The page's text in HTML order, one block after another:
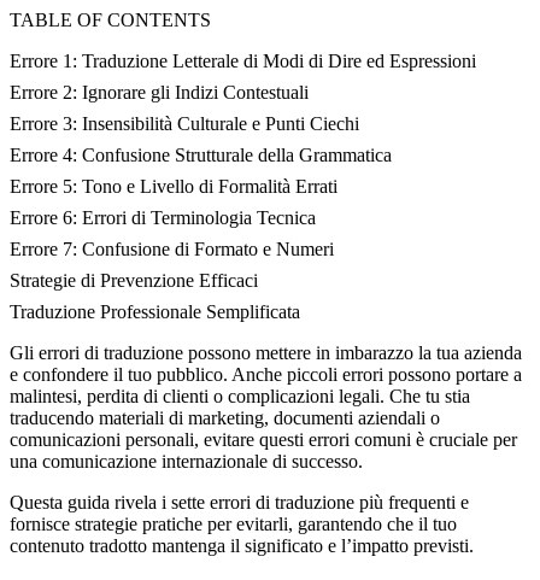
TABLE OF CONTENTS
Errore 1: Traduzione Letterale di Modi di Dire ed Espressioni
Errore 2: Ignorare gli Indizi Contestuali
Errore 3: Insensibilità Culturale e Punti Ciechi
Errore 4: Confusione Strutturale della Grammatica
Errore 5: Tono e Livello di Formalità Errati
Errore 6: Errori di Terminologia Tecnica
Errore 7: Confusione di Formato e Numeri
Strategie di Prevenzione Efficaci
Traduzione Professionale Semplificata
Gli errori di traduzione possono mettere in imbarazzo la tua azienda
e confondere il tuo pubblico. Anche piccoli errori possono portare a
malintesi, perdita di clienti o complicazioni legali. Che tu stia
traducendo materiali di marketing, documenti aziendali o
comunicazioni personali, evitare questi errori comuni è cruciale per
una comunicazione internazionale di successo.
Questa guida rivela i sette errori di traduzione più frequenti e
fornisce strategie pratiche per evitarli, garantendo che il tuo
contenuto tradotto mantenga il significato e l’impatto previsti.